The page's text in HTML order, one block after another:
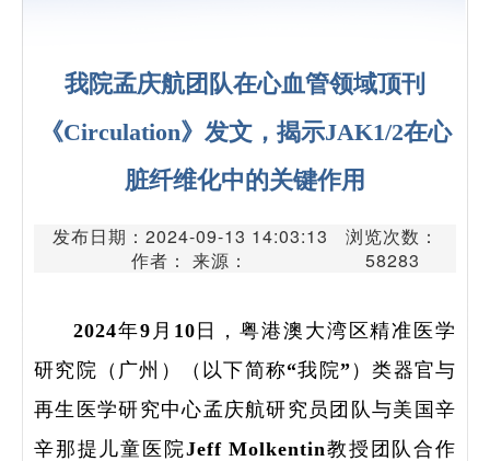
我院孟庆航团队在心血管领域顶刊
《Circulation》发文，揭示JAK1/2在心
脏纤维化中的关键作用
发布日期：2024-09-13 14:03:13
作者： 来源：
浏览次数：
58283
2024年9月10日，粤港澳大湾区精准医学
研究院（广州）（以下简称“我院”）类器官与
再生医学研究中心孟庆航研究员团队与美国辛
辛那提儿童医院Jeff Molkentin教授团队合作